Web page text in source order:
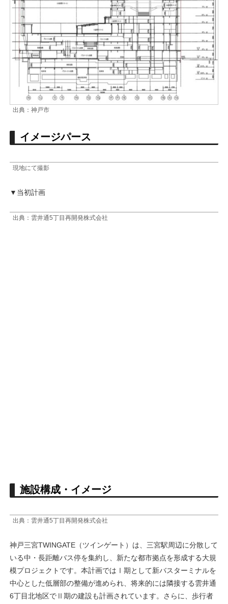
出典：神戸市
イメージパース
現地にて撮影
▼当初計画
出典：雲井通5丁目再開発株式会社
施設構成・イメージ
出典：雲井通5丁目再開発株式会社
神戸三宮TWINGATE（ツインゲート）は、三宮駅周辺に分散して
いる中・長距離バス停を集約し、新たな都市拠点を形成する大規
模プロジェクトです。本計画ではⅠ期として新バスターミナルを
中心とした低層部の整備が進められ、将来的には隣接する雲井通
6丁目北地区でⅡ期の建設も計画されています。さらに、歩行者